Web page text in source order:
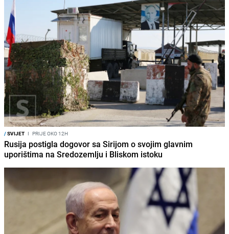
/SVIJET I PRIJE OKO 12H
Rusija postigla dogovor sa Sirijom o svojim glavnim
uporištima na Sredozemlju i Bliskom istoku